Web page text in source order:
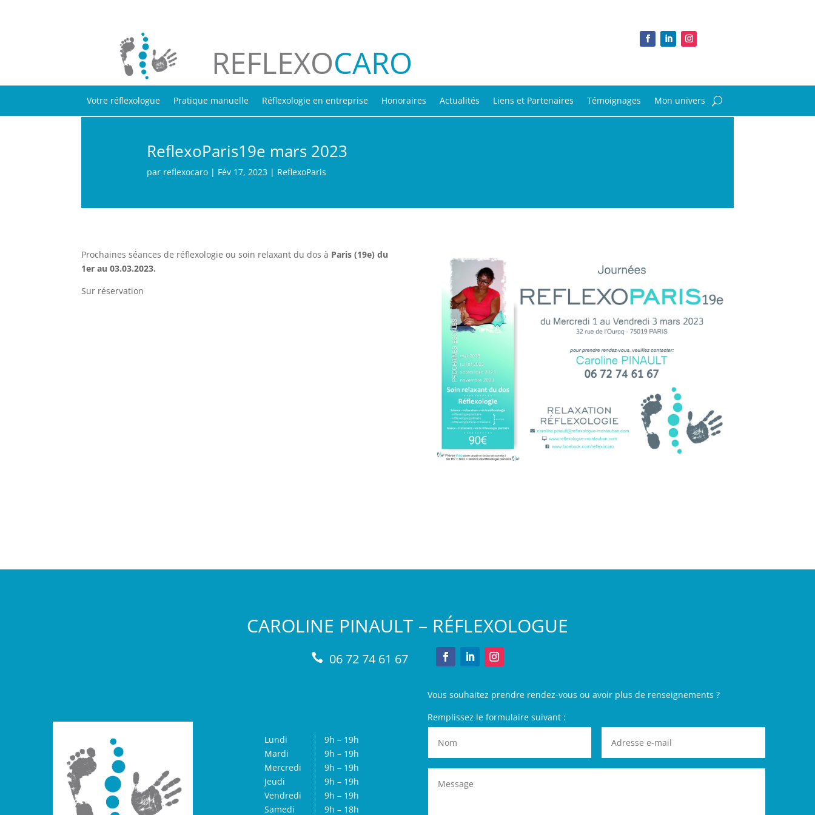
REFLEXOCARO
Votre réflexologue Pratique manuelle Réflexologie en entreprise Honoraires Actualités Liens et Partenaires Témoignages Mon univers
ReflexoParis19e mars 2023
par reflexocaro| Fév 17, 2023| ReflexoParis
Prochaines séances de réflexologie ou soin relaxant du dos à Paris (19e) du
1er au 03.03.2023.
Sur réservation
CAROLINE PINAULT – RÉFLEXOLOGUE
 06 72 74 61 67
Lundi
Mardi
Mercredi
Jeudi
Vendredi
Samedi
9h – 19h
9h – 19h
9h – 19h
9h – 19h
9h – 19h
9h – 18h
Vous souhaitez prendre rendez-vous ou avoir plus de renseignements ?
Remplissez le formulaire suivant :